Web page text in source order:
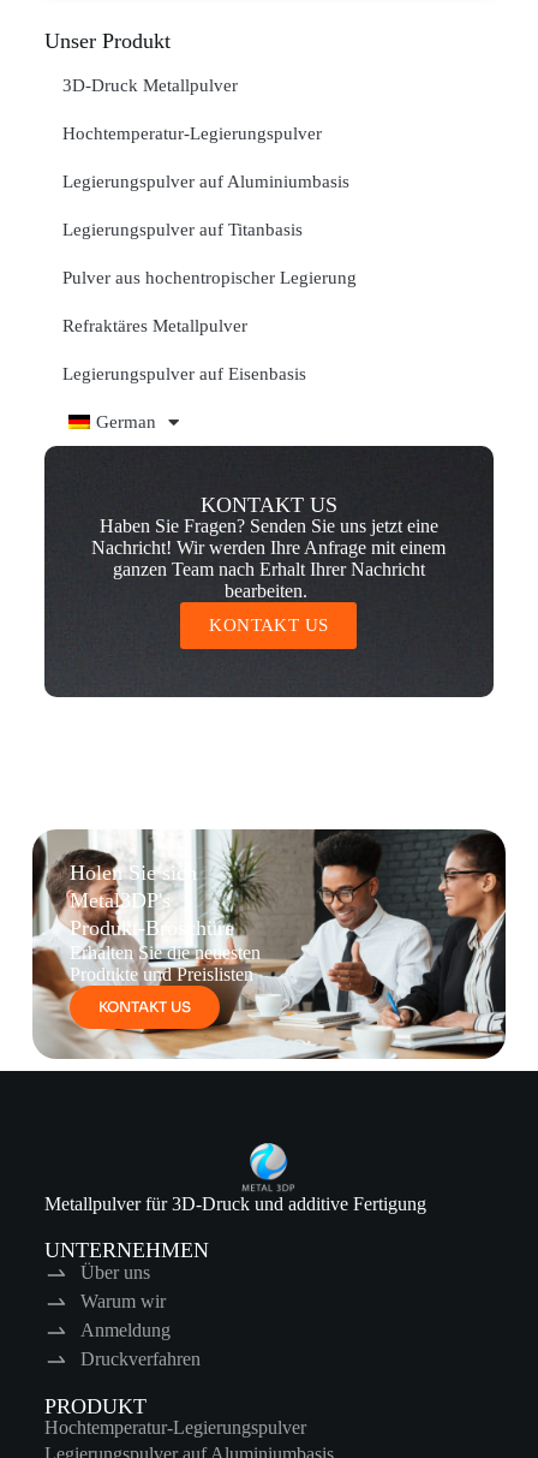
Unser Produkt
3D-Druck Metallpulver
Hochtemperatur-Legierungspulver
Legierungspulver auf Aluminiumbasis
Legierungspulver auf Titanbasis
Pulver aus hochentropischer Legierung
Refraktäres Metallpulver
Legierungspulver auf Eisenbasis
German
KONTAKT US
Haben Sie Fragen? Senden Sie uns jetzt eine
Nachricht! Wir werden Ihre Anfrage mit einem
ganzen Team nach Erhalt Ihrer Nachricht
bearbeiten.
KONTAKT US
Holen Sie sich
Metal3DP's
Produkt-Broschüre
Erhalten Sie die neuesten
Produkte und Preislisten
KONTAKT US
Metallpulver für 3D-Druck und additive Fertigung
UNTERNEHMEN
Über uns
Warum wir
Anmeldung
Druckverfahren
PRODUKT
Hochtemperatur-Legierungspulver